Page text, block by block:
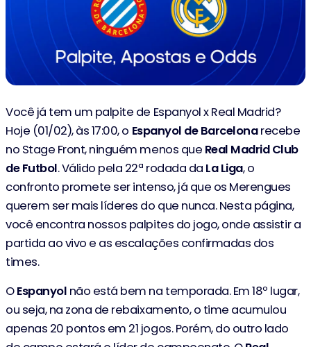
Você já tem um palpite de Espanyol x Real Madrid?
Hoje (01/02), às 17:00, o Espanyol de Barcelonarecebe
no Stage Front, ninguém menos que Real Madrid Club
de Futbol. Válido pela 22ª rodada da La Liga, o
confronto promete ser intenso, já que os Merengues
querem ser mais líderes do que nunca. Nesta página,
você encontra nossos palpites do jogo, onde assistir a
partida ao vivo e as escalações confirmadas dos
times.
OEspanyol não está bem na temporada. Em 18º lugar,
ou seja, na zona de rebaixamento, o time acumulou
apenas 20 pontos em 21 jogos. Porém, do outro lado